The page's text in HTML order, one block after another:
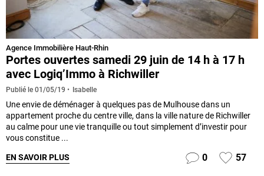
Agence Immobilière Haut-Rhin
Portes ouvertes samedi 29 juin de 14 h à 17 h
avec Logiq’Immo à Richwiller
Publié le 01/05/19 Isabelle
Une envie de déménager à quelques pas de Mulhouse dans un
appartement proche du centre ville, dans la ville nature de Richwiller
au calme pour une vie tranquille ou tout simplement d’investir pour
vous constitue ...
EN SAVOIR PLUS 0 57